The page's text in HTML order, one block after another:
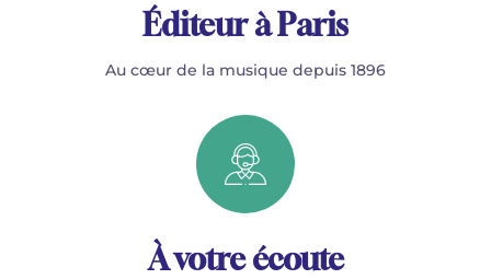
Éditeur à Paris
Au cœur de la musique depuis 1896
À votre écoute